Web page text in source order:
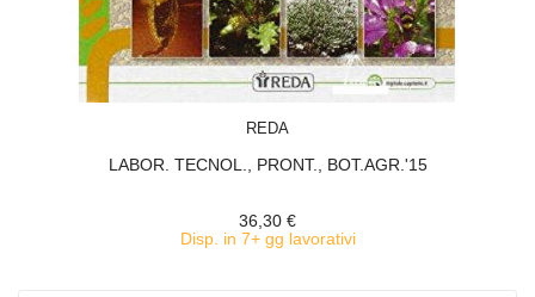
REDA
LABOR. TECNOL., PRONT., BOT.AGR.'15
36,30 €
Disp. in 7+ gg lavorativi